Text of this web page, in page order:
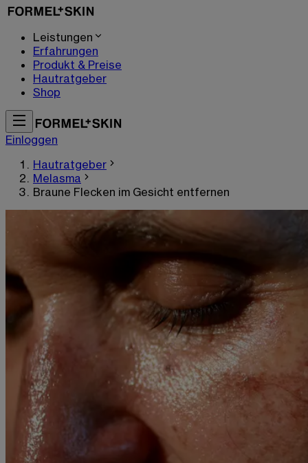
Leistungen
Erfahrungen
Produkt & Preise
Hautratgeber
Shop
Einloggen
Hautratgeber
Melasma
Braune Flecken im Gesicht entfernen